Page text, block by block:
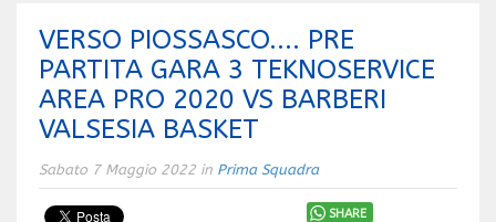
VERSO PIOSSASCO.... PRE
PARTITA GARA 3 TEKNOSERVICE
AREA PRO 2020 VS BARBERI
VALSESIA BASKET
Sabato 7 Maggio 2022 in Prima Squadra
SHARE